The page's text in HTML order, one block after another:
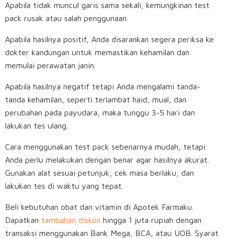
Apabila tidak muncul garis sama sekali, kemungkinan test
pack rusak atau salah penggunaan.
Apabila hasilnya positif, Anda disarankan segera periksa ke
dokter kandungan untuk memastikan kehamilan dan
memulai perawatan janin.
Apabila hasilnya negatif tetapi Anda mengalami tanda-
tanda kehamilan, seperti terlambat haid, mual, dan
perubahan pada payudara, maka tunggu 3-5 hari dan
lakukan tes ulang.
Cara menggunakan test pack sebenarnya mudah, tetapi
Anda perlu melakukan dengan benar agar hasilnya akurat.
Gunakan alat sesuai petunjuk, cek masa berlaku, dan
lakukan tes di waktu yang tepat.
Beli kebutuhan obat dan vitamin di Apotek Farmaku.
Dapatkan tambahan diskon hingga 1 juta rupiah dengan
transaksi menggunakan Bank Mega, BCA, atau UOB. Syarat